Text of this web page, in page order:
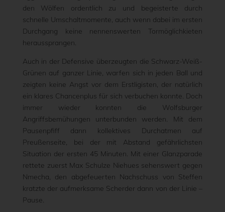
den Wölfen ordentlich zu und begeisterte durch
schnelle Umschaltmomente, auch wenn dabei im ersten
Durchgang keine nennenswerten Tormöglichkieten
heraussprangen.
Auch in der Defensive überzeugten die Schwarz-Weiß-
Grünen auf ganzer Linie, warfen sich in jeden Ball und
zeigten keine Angst vor dem Erstligisten, der natürlich
ein klares Chancenplus für sich verbuchen konnte. Doch
immer wieder konnten die Wolfsburger
Angriffsbemühungen unterbunden werden. Mit dem
Pausenpfiff dann kollektives Durchatmen auf
Preußenseite, bei der mit Abstand gefährlichsten
Situation der ersten 45 Minuten. Mit einer Glanzparade
rettete zuerst Max Schulze Niehues sehenswert gegen
Nmecha, den abgefeuerten Nachschuss von Steffen
kratzte der aufmerksame Scherder dann von der Linie –
Pause.